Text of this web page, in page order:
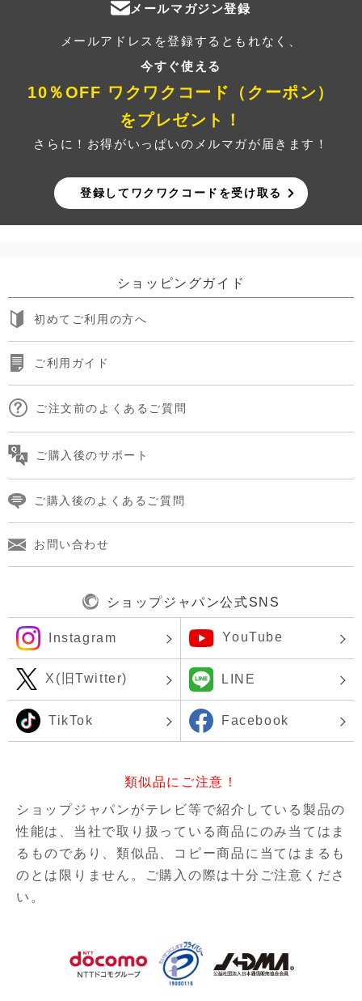
メールマガジン登録
メールアドレスを登録するともれなく、
今すぐ使える
10％OFF ワクワクコード（クーポン）
をプレゼント！
さらに！お得がいっぱいのメルマガが届きます！
登録してワクワクコードを受け取る
ショッピングガイド
初めてご利用の方へ
ご利用ガイド
ご注文前のよくあるご質問
ご購入後のサポート
ご購入後のよくあるご質問
お問い合わせ
ショップジャパン公式SNS
Instagram YouTube
X(旧Twitter) LINE
TikTok Facebook
類似品にご注意！
ショップジャパンがテレビ等で紹介している製品の
性能は、当社で取り扱っている商品にのみ当てはま
るものであり、類似品、コピー商品に当てはまるも
のとは限りません。ご購入の際は十分ご注意くださ
い。